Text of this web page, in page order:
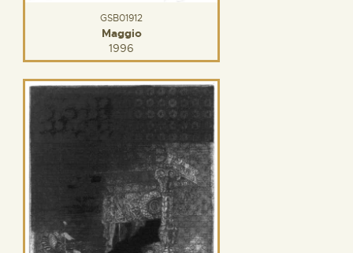
GSB01912
Maggio
1996